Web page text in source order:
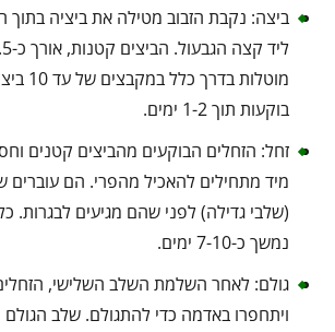
ביצה: נקבת הזבוב מטילה את ביציה בתוך
מוטלות
בוקעות תוך 1-2 ימים.
זחל: הזחלים הבוקעים מהביצים קטנים
מיד מתחילים להאכיל מהפרי. הם עוברים
(שלבי גדילה) לפני שהם מגיעים לבגרות.
נמשך כ-7-10 ימים.
גולם: לאחר השלמת השלב השלישי,